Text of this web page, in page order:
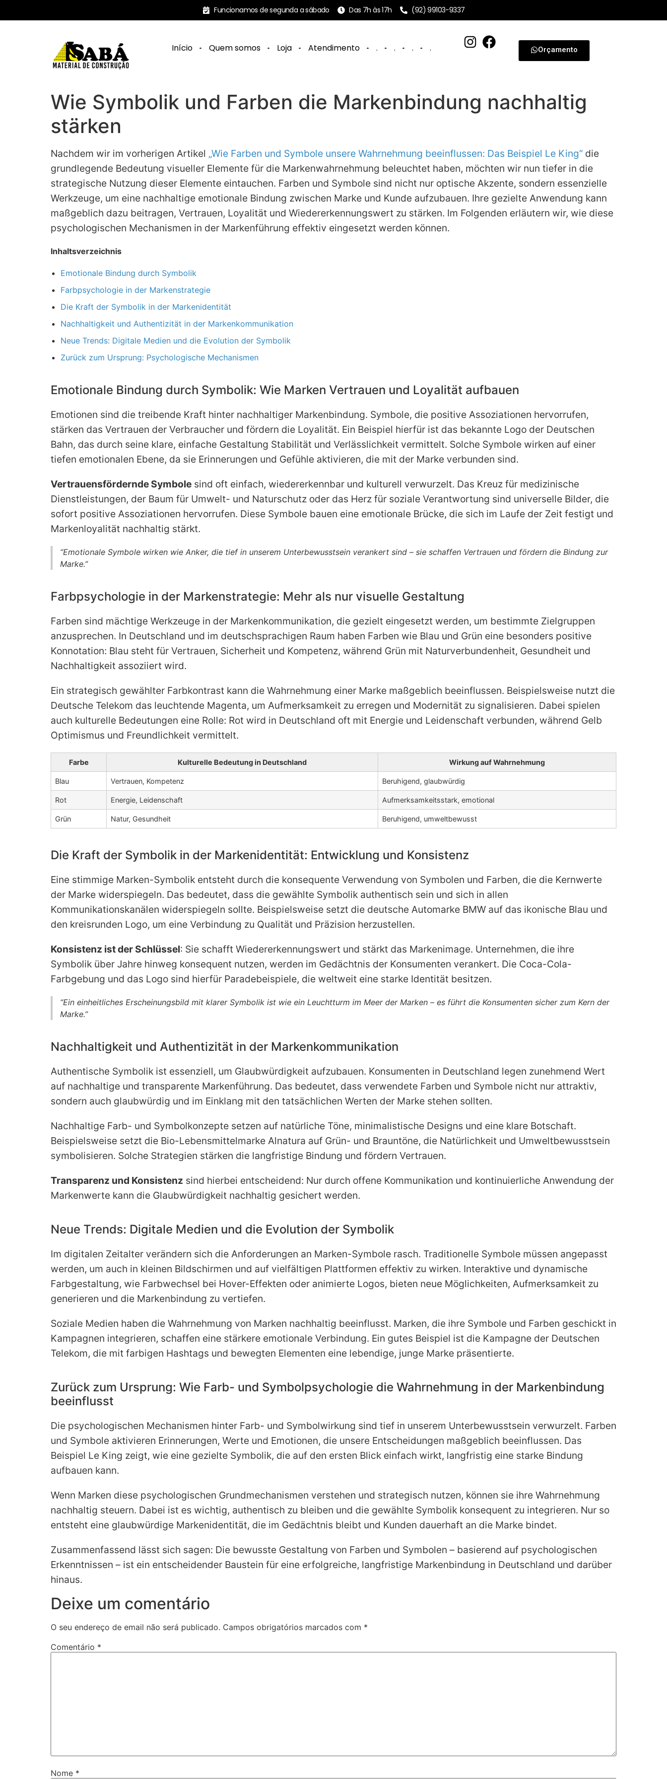
Funcionamos de segunda a sábado Das 7h às 17h (92) 99103-9337
Início Quem somos Loja Atendimento . . . . Orçamento
Wie Symbolik und Farben die Markenbindung nachhaltig
stärken
Nachdem wir im vorherigen Artikel „Wie Farben und Symbole unsere Wahrnehmung beeinflussen: Das Beispiel Le King“ die
grundlegende Bedeutung visueller Elemente für die Markenwahrnehmung beleuchtet haben, möchten wir nun tiefer in die
strategische Nutzung dieser Elemente eintauchen. Farben und Symbole sind nicht nur optische Akzente, sondern essenzielle
Werkzeuge, um eine nachhaltige emotionale Bindung zwischen Marke und Kunde aufzubauen. Ihre gezielte Anwendung kann
maßgeblich dazu beitragen, Vertrauen, Loyalität und Wiedererkennungswert zu stärken. Im Folgenden erläutern wir, wie diese
psychologischen Mechanismen in der Markenführung effektiv eingesetzt werden können.
Inhaltsverzeichnis
Emotionale Bindung durch Symbolik
Farbpsychologie in der Markenstrategie
Die Kraft der Symbolik in der Markenidentität
Nachhaltigkeit und Authentizität in der Markenkommunikation
Neue Trends: Digitale Medien und die Evolution der Symbolik
Zurück zum Ursprung: Psychologische Mechanismen
Emotionale Bindung durch Symbolik: Wie Marken Vertrauen und Loyalität aufbauen
Emotionen sind die treibende Kraft hinter nachhaltiger Markenbindung. Symbole, die positive Assoziationen hervorrufen,
stärken das Vertrauen der Verbraucher und fördern die Loyalität. Ein Beispiel hierfür ist das bekannte Logo der Deutschen
Bahn, das durch seine klare, einfache Gestaltung Stabilität und Verlässlichkeit vermittelt. Solche Symbole wirken auf einer
tiefen emotionalen Ebene, da sie Erinnerungen und Gefühle aktivieren, die mit der Marke verbunden sind.
Vertrauensfördernde Symbole sind oft einfach, wiedererkennbar und kulturell verwurzelt. Das Kreuz für medizinische
Dienstleistungen, der Baum für Umwelt- und Naturschutz oder das Herz für soziale Verantwortung sind universelle Bilder, die
sofort positive Assoziationen hervorrufen. Diese Symbole bauen eine emotionale Brücke, die sich im Laufe der Zeit festigt und
Markenloyalität nachhaltig stärkt.
“Emotionale Symbole wirken wie Anker, die tief in unserem Unterbewusstsein verankert sind – sie schaffen Vertrauen und fördern die Bindung zur
Marke.”
Farbpsychologie in der Markenstrategie: Mehr als nur visuelle Gestaltung
Farben sind mächtige Werkzeuge in der Markenkommunikation, die gezielt eingesetzt werden, um bestimmte Zielgruppen
anzusprechen. In Deutschland und im deutschsprachigen Raum haben Farben wie Blau und Grün eine besonders positive
Konnotation: Blau steht für Vertrauen, Sicherheit und Kompetenz, während Grün mit Naturverbundenheit, Gesundheit und
Nachhaltigkeit assoziiert wird.
Ein strategisch gewählter Farbkontrast kann die Wahrnehmung einer Marke maßgeblich beeinflussen. Beispielsweise nutzt die
Deutsche Telekom das leuchtende Magenta, um Aufmerksamkeit zu erregen und Modernität zu signalisieren. Dabei spielen
auch kulturelle Bedeutungen eine Rolle: Rot wird in Deutschland oft mit Energie und Leidenschaft verbunden, während Gelb
Optimismus und Freundlichkeit vermittelt.
Farbe Kulturelle Bedeutung in Deutschland Wirkung auf Wahrnehmung
Blau Vertrauen, Kompetenz Beruhigend, glaubwürdig
Rot Energie, Leidenschaft Aufmerksamkeitsstark, emotional
Grün Natur, Gesundheit Beruhigend, umweltbewusst
Die Kraft der Symbolik in der Markenidentität: Entwicklung und Konsistenz
Eine stimmige Marken-Symbolik entsteht durch die konsequente Verwendung von Symbolen und Farben, die die Kernwerte
der Marke widerspiegeln. Das bedeutet, dass die gewählte Symbolik authentisch sein und sich in allen
Kommunikationskanälen widerspiegeln sollte. Beispielsweise setzt die deutsche Automarke BMW auf das ikonische Blau und
den kreisrunden Logo, um eine Verbindung zu Qualität und Präzision herzustellen.
Konsistenz ist der Schlüssel: Sie schafft Wiedererkennungswert und stärkt das Markenimage. Unternehmen, die ihre
Symbolik über Jahre hinweg konsequent nutzen, werden im Gedächtnis der Konsumenten verankert. Die Coca-Cola-
Farbgebung und das Logo sind hierfür Paradebeispiele, die weltweit eine starke Identität besitzen.
“Ein einheitliches Erscheinungsbild mit klarer Symbolik ist wie ein Leuchtturm im Meer der Marken – es führt die Konsumenten sicher zum Kern der
Marke.”
Nachhaltigkeit und Authentizität in der Markenkommunikation
Authentische Symbolik ist essenziell, um Glaubwürdigkeit aufzubauen. Konsumenten in Deutschland legen zunehmend Wert
auf nachhaltige und transparente Markenführung. Das bedeutet, dass verwendete Farben und Symbole nicht nur attraktiv,
sondern auch glaubwürdig und im Einklang mit den tatsächlichen Werten der Marke stehen sollten.
Nachhaltige Farb- und Symbolkonzepte setzen auf natürliche Töne, minimalistische Designs und eine klare Botschaft.
Beispielsweise setzt die Bio-Lebensmittelmarke Alnatura auf Grün- und Brauntöne, die Natürlichkeit und Umweltbewusstsein
symbolisieren. Solche Strategien stärken die langfristige Bindung und fördern Vertrauen.
Transparenz und Konsistenz sind hierbei entscheidend: Nur durch offene Kommunikation und kontinuierliche Anwendung der
Markenwerte kann die Glaubwürdigkeit nachhaltig gesichert werden.
Neue Trends: Digitale Medien und die Evolution der Symbolik
Im digitalen Zeitalter verändern sich die Anforderungen an Marken-Symbole rasch. Traditionelle Symbole müssen angepasst
werden, um auch in kleinen Bildschirmen und auf vielfältigen Plattformen effektiv zu wirken. Interaktive und dynamische
Farbgestaltung, wie Farbwechsel bei Hover-Effekten oder animierte Logos, bieten neue Möglichkeiten, Aufmerksamkeit zu
generieren und die Markenbindung zu vertiefen.
Soziale Medien haben die Wahrnehmung von Marken nachhaltig beeinflusst. Marken, die ihre Symbole und Farben geschickt in
Kampagnen integrieren, schaffen eine stärkere emotionale Verbindung. Ein gutes Beispiel ist die Kampagne der Deutschen
Telekom, die mit farbigen Hashtags und bewegten Elementen eine lebendige, junge Marke präsentierte.
Zurück zum Ursprung: Wie Farb- und Symbolpsychologie die Wahrnehmung in der Markenbindung
beeinflusst
Die psychologischen Mechanismen hinter Farb- und Symbolwirkung sind tief in unserem Unterbewusstsein verwurzelt. Farben
und Symbole aktivieren Erinnerungen, Werte und Emotionen, die unsere Entscheidungen maßgeblich beeinflussen. Das
Beispiel Le King zeigt, wie eine gezielte Symbolik, die auf den ersten Blick einfach wirkt, langfristig eine starke Bindung
aufbauen kann.
Wenn Marken diese psychologischen Grundmechanismen verstehen und strategisch nutzen, können sie ihre Wahrnehmung
nachhaltig steuern. Dabei ist es wichtig, authentisch zu bleiben und die gewählte Symbolik konsequent zu integrieren. Nur so
entsteht eine glaubwürdige Markenidentität, die im Gedächtnis bleibt und Kunden dauerhaft an die Marke bindet.
Zusammenfassend lässt sich sagen: Die bewusste Gestaltung von Farben und Symbolen – basierend auf psychologischen
Erkenntnissen – ist ein entscheidender Baustein für eine erfolgreiche, langfristige Markenbindung in Deutschland und darüber
hinaus.
Deixe um comentário
O seu endereço de email não será publicado. Campos obrigatórios marcados com *
Comentário *
Nome *